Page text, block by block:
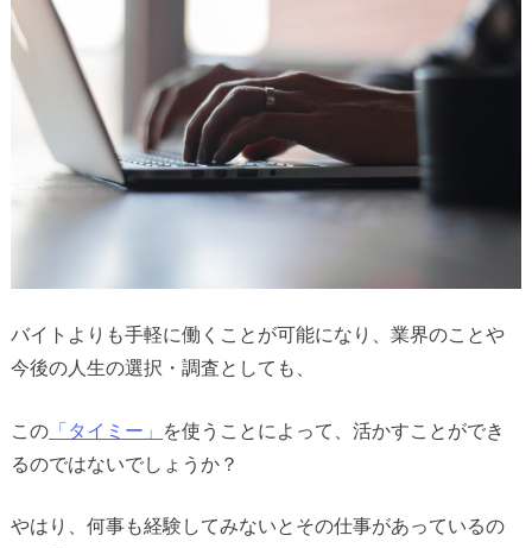
バイトよりも手軽に働くことが可能になり、業界のことや
今後の人生の選択・調査としても、
この「タイミー」
を使うことによって、活かすことができ
るのではないでしょうか？
やはり、何事も経験してみないとその仕事があっているの